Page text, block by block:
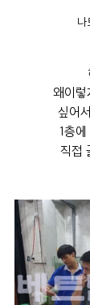
나
왜이렇
싶어
1층
직접